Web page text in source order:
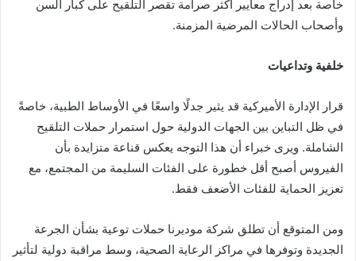
خاصة بعد إدراج معايير أكثر صرامة تقصر التلقيح على كبار السن
وأصحاب الحالات المرضية المزمنة.
خلفية وتداعيات
قرار الإدارة الأميركية قد يثير جدلًا واسعًا في الأوساط الطبية، خاصةً
في ظل التباين بين الجهات الدولية حول استمرار حملات التلقيح
الشاملة. ويرى خبراء أن هذا التوجه يعكس قناعة متزايدة بأن
الفيروس أصبح أقل خطورة على الفئات السليمة من المجتمع، مع
تعزيز الحماية للفئات الأضعف فقط.
ومن المتوقع أن تطلق شركة موديرنا حملات توعية بشأن الجرعة
الجديدة وتوفرها في مراكز الرعاية الصحية، وسط مراقبة دولية لتأثير